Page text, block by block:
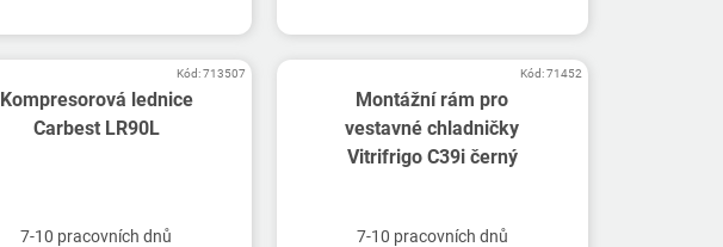
Kompresorová lednice
Carbest LR90L
7-10 pracovních dnů
Kód:713507
Montážní rám pro
vestavné chladničky
Vitrifrigo C39i černý
7-10 pracovních dnů
Kód:71452